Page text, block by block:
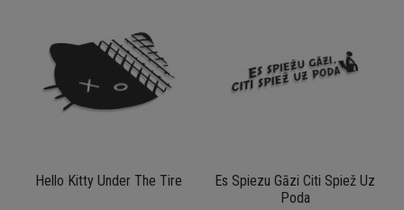
Hello Kitty Under The Tire
Es Spiezu Gāzi Citi Spiež Uz
Poda